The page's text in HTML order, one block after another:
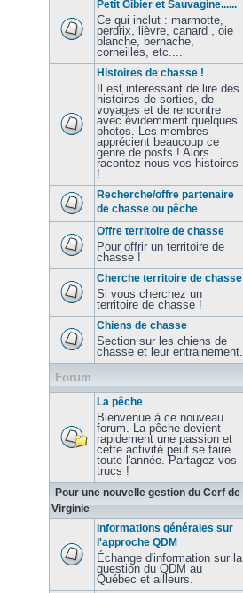
Petit Gibier et Sauvagine......
Ce qui inclut : marmotte,
perdrix, lièvre, canard , oie
blanche, bernache,
corneilles, etc....
Histoires de chasse !
Il est interessant de lire des
histoires de sorties, de
voyages et de rencontre
avec évidemment quelques
photos. Les membres
apprécient beaucoup ce
genre de posts ! Alors...
racontez-nous vos histoires
!
Recherche/offre partenaire
de chasse ou pêche
Offre territoire de chasse
Pour offrir un territoire de
chasse !
Cherche territoire de chasse
Si vous cherchez un
territoire de chasse !
Chiens de chasse
Section sur les chiens de
chasse et leur entrainement.
Forum
La pêche
Bienvenue à ce nouveau
forum. La pêche devient
rapidement une passion et
cette activité peut se faire
toute l'année. Partagez vos
trucs !
Pour une nouvelle gestion du Cerf de
Virginie
Informations générales sur
l'approche QDM
Échange d'information sur la
question du QDM au
Québec et ailleurs.